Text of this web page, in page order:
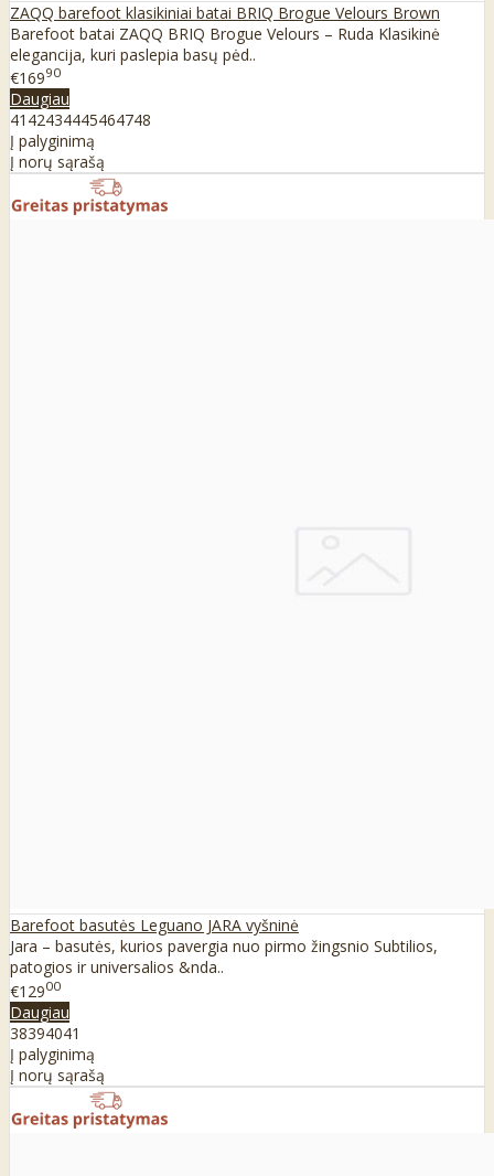
ZAQQ barefoot klasikiniai batai BRIQ Brogue Velours Brown
Barefoot batai ZAQQ BRIQ Brogue Velours – Ruda Klasikinė
elegancija, kuri paslepia basų pėd..
€16990
Daugiau
41 42434445464748
Į palyginimą
Į norų sąrašą
Barefoot basutės Leguano JARA vyšninė
Jara – basutės, kurios pavergia nuo pirmo žingsnio Subtilios,
patogios ir universalios &nda..
€12900
Daugiau
38394041
Į palyginimą
Į norų sąrašą